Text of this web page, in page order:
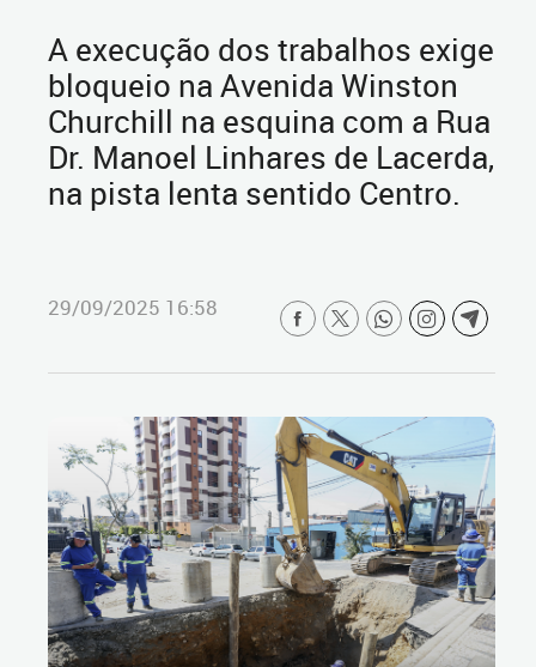
A execução dos trabalhos exige
bloqueio na Avenida Winston
Churchill na esquina com a Rua
Dr. Manoel Linhares de Lacerda,
na pista lenta sentido Centro.
29/09/2025 16:58